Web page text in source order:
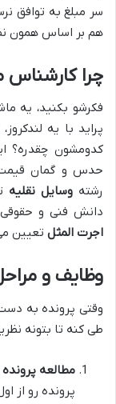
سر مبلغ به توافق
هم بر اساس همون
چرا کارشناس
پراید با یه
کدومشون چقدره؟
حدس و گمان قیمت
رشته وسایل نقلیه
دانش فنی و حقوقی
اجرت المثل تعیین
وظایف و
وقتی پرونده به
طی کنه تا بتونه
مطالعه پرونده
پرونده رو از